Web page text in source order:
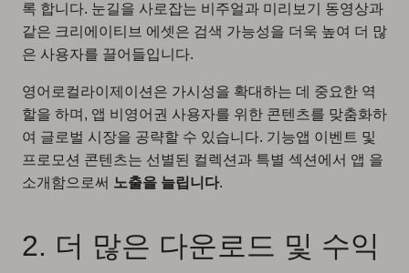
록 합니다. 눈길을 사로잡는 비주얼과 미리보기 동영상과
같은 크리에이티브 에셋은 검색 가능성을 더욱 높여 더 많
은 사용자를 끌어들입니다.
영어로컬라이제이션은 가시성을 확대하는 데 중요한 역
할을 하며, 앱 비영어권 사용자를 위한 콘텐츠를 맞춤화하
여 글로벌 시장을 공략할 수 있습니다. 기능앱 이벤트 및
프로모션 콘텐츠는 선별된 컬렉션과 특별 섹션에서 앱 을
소개함으로써 노출을 늘립니다.
2. 더 많은 다운로드 및 수익